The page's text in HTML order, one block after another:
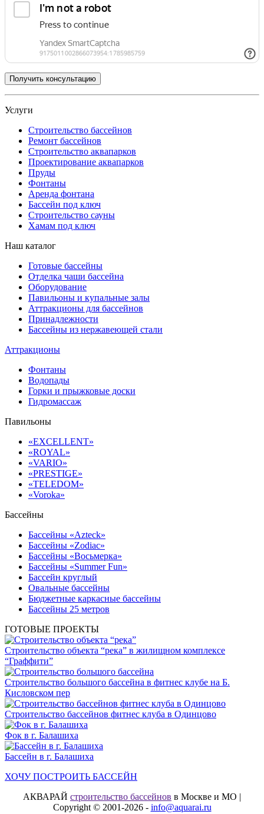
Услуги
Строительство бассейнов
Ремонт бассейнов
Строительство аквапарков
Проектирование аквапарков
Пруды
Фонтаны
Аренда фонтана
Бассейн под ключ
Строительство сауны
Хамам под ключ
Наш каталог
Готовые бассейны
Отделка чаши бассейна
Оборудование
Павильоны и купальные залы
Аттракционы для бассейнов
Принадлежности
Бассейны из нержавеющей стали
Аттракционы
Фонтаны
Водопады
Горки и прыжковые доски
Гидромассаж
Павильоны
«EXCELLENT»
«ROYAL»
«VARIO»
«PRESTIGE»
«TELEDOM»
«Voroka»
Бассейны
Бассейны «Azteck»
Бассейны «Zodiac»
Бассейны «Восьмерка»
Бассейны «Summer Fun»
Бассейн круглый
Овальные бассейны
Бюджетные каркасные бассейны
Бассейны 25 метров
ГОТОВЫЕ ПРОЕКТЫ
Строительство объекта “река” в жилищном комплексе
“Граффити”
Строительство большого бассейна в фитнес клубе на Б.
Кисловском пер
Строительство бассейнов фитнес клуба в Одинцово
Фок в г. Балашиха
Бассейн в г. Балашиха
ХОЧУ ПОСТРОИТЬ БАССЕЙН
АКВАРАЙ строительство бассейнов в Москве и МО |
Copyright © 2001-2026 - info@aquarai.ru